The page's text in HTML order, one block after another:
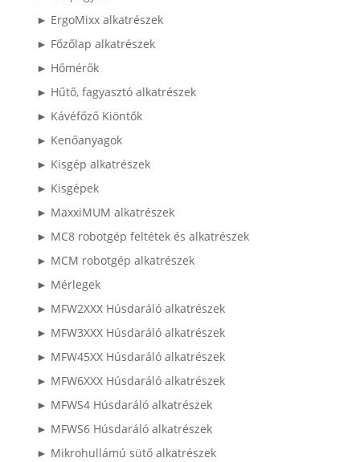
► ErgoMixx alkatrészek
► Főzőlap alkatrészek
► Hőmérők
► Hűtő, fagyasztó alkatrészek
► Kávéfőző Kiöntők
► Kenőanyagok
► Kisgép alkatrészek
► Kisgépek
► MaxxiMUM alkatrészek
► MC8 robotgép feltétek és alkatrészek
► MCM robotgép alkatrészek
► Mérlegek
► MFW2XXX Húsdaráló alkatrészek
► MFW3XXX Húsdaráló alkatrészek
► MFW45XX Húsdaráló alkatrészek
► MFW6XXX Húsdaráló alkatrészek
► MFWS4 Húsdaráló alkatrészek
► MFWS6 Húsdaráló alkatrészek
► Mikrohullámú sütő alkatrészek